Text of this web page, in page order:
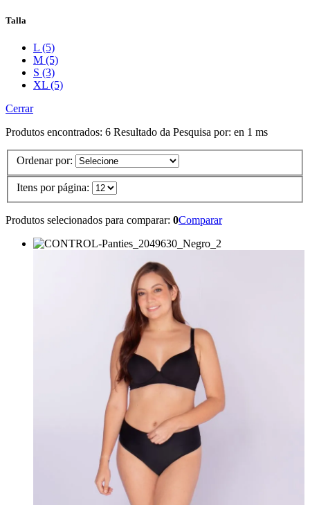
Talla
L (5)
M (5)
S (3)
XL (5)
Cerrar
Produtos encontrados: 6 Resultado da Pesquisa por: en 1 ms
Ordenar por:
Itens por página:
Produtos selecionados para comparar: 0Comparar